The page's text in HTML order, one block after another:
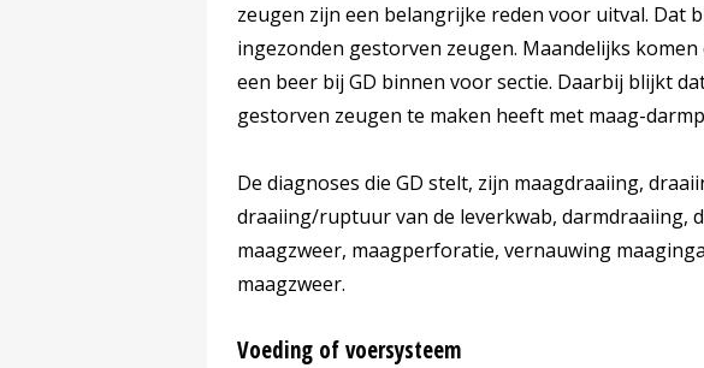
zeugen zijn een belangrijke reden voor uitval. Dat
ingezonden gestorven zeugen. Maandelijks
een beer bij GD binnen voor sectie. Daarbij blijkt
gestorven zeugen te maken heeft met maag-
De diagnoses die GD stelt, zijn maagdraaiing,
draaiing/ruptuur van de leverkwab, darmdraaiing,
maagzweer, maagperforatie, vernauwing
maagzweer.
Voeding of voersysteem